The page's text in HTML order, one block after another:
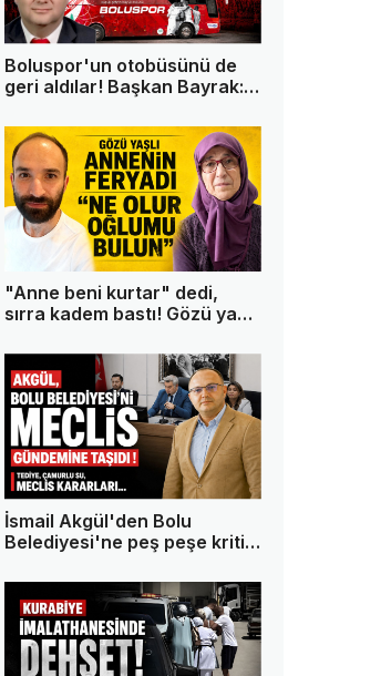
Boluspor'un otobüsünü de
geri aldılar! Başkan Bayrak:
ben değilim"
"Anne beni kurtar" dedi,
sırra kadem bastı! Gözü yaşlı
haber alamıyor
İsmail Akgül'den Bolu
Belediyesi'ne peş peşe kritik